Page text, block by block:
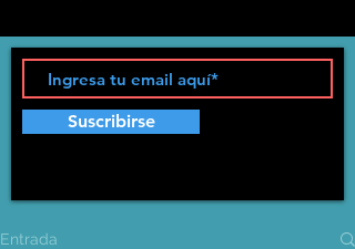
Suscribirse
Entrada